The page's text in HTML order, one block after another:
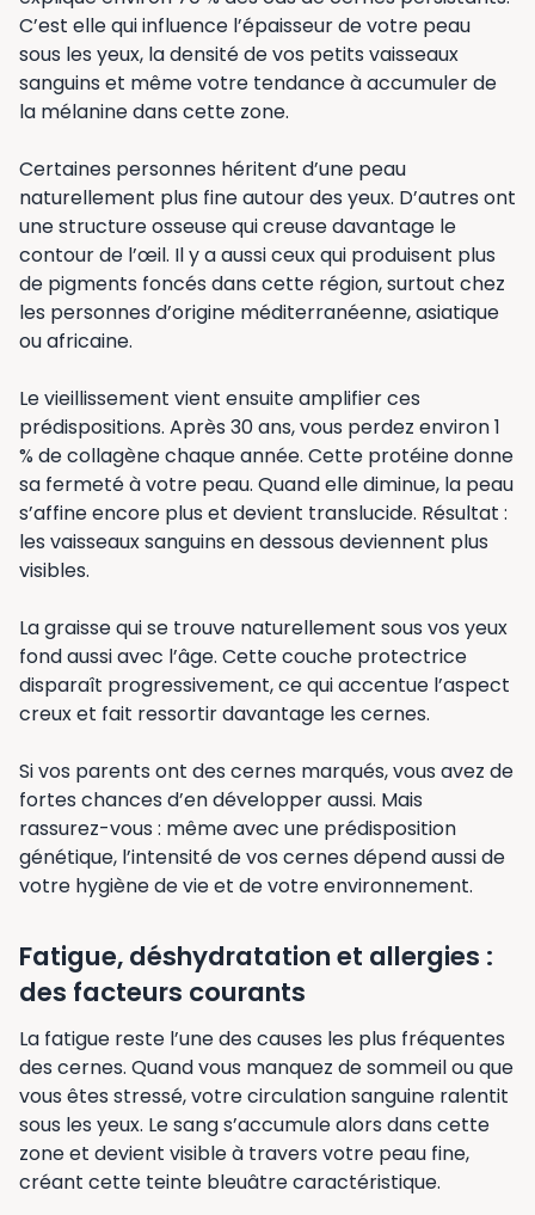
C’est elle qui influence l’épaisseur de votre peau
sous les yeux, la densité de vos petits vaisseaux
sanguins et même votre tendance à accumuler de
la mélanine dans cette zone.
Certaines personnes héritent d’une peau
naturellement plus fine autour des yeux. D’autres ont
une structure osseuse qui creuse davantage le
contour de l’œil. Il y a aussi ceux qui produisent plus
de pigments foncés dans cette région, surtout chez
les personnes d’origine méditerranéenne, asiatique
ou africaine.
Le vieillissement vient ensuite amplifier ces
prédispositions. Après 30 ans, vous perdez environ 1
% de collagène chaque année. Cette protéine donne
sa fermeté à votre peau. Quand elle diminue, la peau
s’affine encore plus et devient translucide. Résultat :
les vaisseaux sanguins en dessous deviennent plus
visibles.
La graisse qui se trouve naturellement sous vos yeux
fond aussi avec l’âge. Cette couche protectrice
disparaît progressivement, ce qui accentue l’aspect
creux et fait ressortir davantage les cernes.
Si vos parents ont des cernes marqués, vous avez de
fortes chances d’en développer aussi. Mais
rassurez-vous : même avec une prédisposition
génétique, l’intensité de vos cernes dépend aussi de
votre hygiène de vie et de votre environnement.
Fatigue, déshydratation et allergies :
des facteurs courants
La fatigue reste l’une des causes les plus fréquentes
des cernes. Quand vous manquez de sommeil ou que
vous êtes stressé, votre circulation sanguine ralentit
sous les yeux. Le sang s’accumule alors dans cette
zone et devient visible à travers votre peau fine,
créant cette teinte bleuâtre caractéristique.